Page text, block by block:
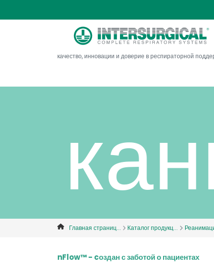
качество, инновации и доверие в респираторной
Главная страниц... Каталог продукц...
nFlow™ - cоздан с заботой о пациентах